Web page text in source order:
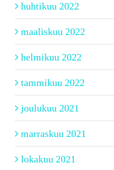
huhtikuu 2022
maaliskuu 2022
helmikuu 2022
tammikuu 2022
joulukuu 2021
marraskuu 2021
lokakuu 2021